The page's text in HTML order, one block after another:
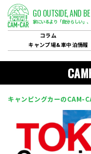
GO OUTSIDE,AND
家にいるより「自分らしい」、
コラム
キャンプ場&車中泊情報
キャンピングカーのCAM-